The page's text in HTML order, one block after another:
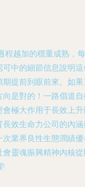
程越加的穩重成熟
中的細節信息說明
提前到眼前來。如
是對的！一路倡道
極大作用于長效上
效生命力公司的內
業界良性生態潤績
靈魂振興精神內核
!